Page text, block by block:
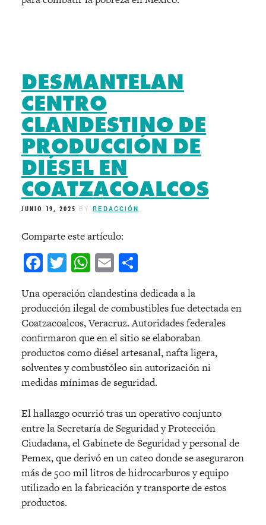
DESMANTELAN
CENTRO
CLANDESTINO DE
PRODUCCIÓN DE
DIÉSEL EN
COATZACOALCOS
JUNIO 19, 2025 BY REDACCIÓN
Comparte este artículo:
Facebook
Twitter
WhatsApp
Email
Una operación clandestina dedicada a la
producción ilegal de combustibles fue detectada en
Coatzacoalcos, Veracruz. Autoridades federales
confirmaron que en el sitio se elaboraban
productos como diésel artesanal, nafta ligera,
solventes y combustóleo sin autorización ni
medidas mínimas de seguridad.
El hallazgo ocurrió tras un operativo conjunto
entre la Secretaría de Seguridad y Protección
Ciudadana, el Gabinete de Seguridad y personal de
Pemex, que derivó en un cateo donde se aseguraron
más de 500 mil litros de hidrocarburos y equipo
utilizado en la fabricación y transporte de estos
productos.